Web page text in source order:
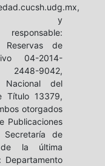
y
responsable:
Reservas de
04-2014-
2448-9042,
del
Título 13379,
otorgados
Publicaciones
de
de la última
Departamento